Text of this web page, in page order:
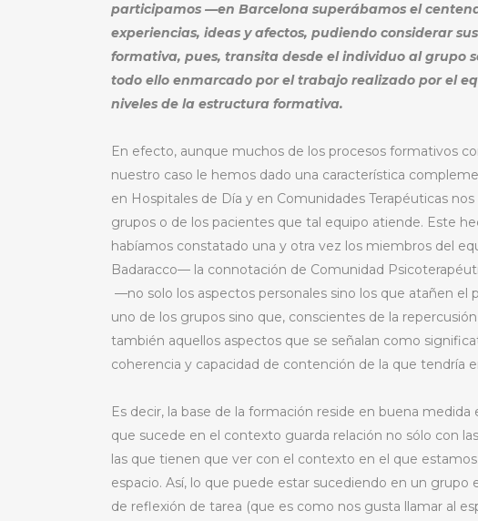
participamos —en Barcelona superábamos el
experiencias, ideas y afectos, pudiendo considerar
formativa, pues, transita desde el individuo al grupo
todo ello enmarcado por el trabajo realizado por el
niveles de la estructura formativa.
En efecto, aunque muchos de los procesos formativos
nuestro caso le hemos dado una característica
en Hospitales de Día y en Comunidades Terapéuticas
grupos o de los pacientes que tal equipo atiende. Este
habíamos constatado una y otra vez los miembros del
Badaracco— la connotación de Comunidad
—no solo los aspectos personales sino los que atañen
uno de los grupos sino que, conscientes de la
también aquellos aspectos que se señalan como
coherencia y capacidad de contención de la que tendría
Es decir, la base de la formación reside en buena
que sucede en el contexto guarda relación no sólo con
las que tienen que ver con el contexto en el que
espacio. Así, lo que puede estar sucediendo en un
de reflexión de tarea (que es como nos gusta llamar al